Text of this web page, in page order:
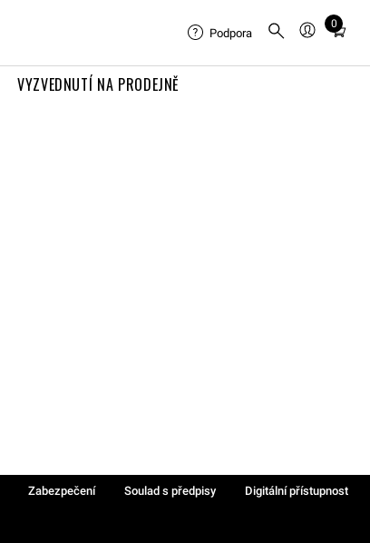
VYZVEDNUTÍ NA PRODEJNĚ
Podpora
0
Total
in
Zabezpečení Soulad s předpisy
Digitální přístupnost